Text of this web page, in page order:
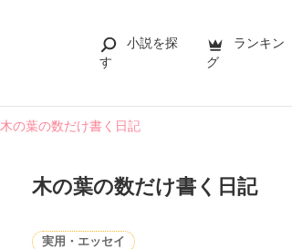
小説を探
す
ランキン
グ
木の葉の数だけ書く日記
木の葉の数だけ書く日記
実用・エッセイ